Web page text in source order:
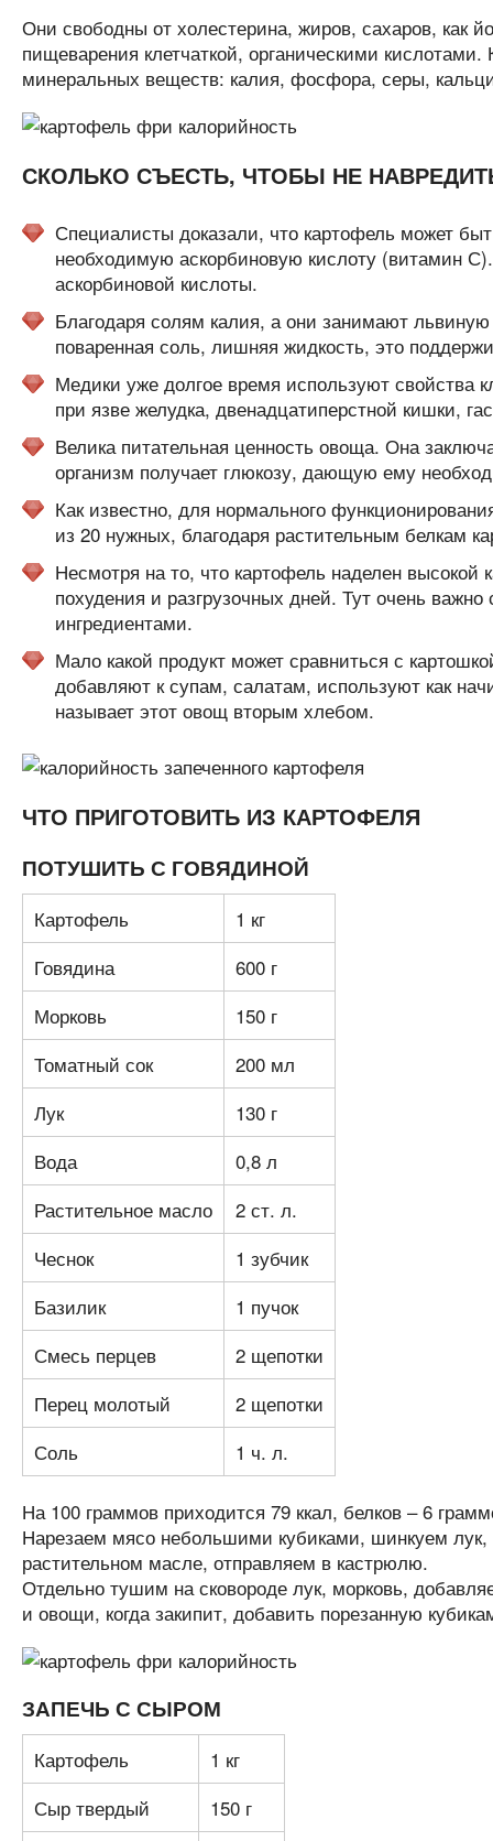
Они свободны от холестерина, жиров, сахаров, как
пищеварения клетчаткой, органическими
минеральных веществ: калия, фосфора, серы,
СКОЛЬКО СЪЕСТЬ, ЧТОБЫ НЕ
Специалисты доказали, что картофель может
необходимую аскорбиновую кислоту (витамин
аскорбиновой кислоты.
Благодаря солям калия, а они занимают
поваренная соль, лишняя жидкость, это
Медики уже долгое время используют свойства
при язве желудка, двенадцатиперстной кишки,
Велика питательная ценность овоща. Она
организм получает глюкозу, дающую ему
Как известно, для нормального
из 20 нужных, благодаря растительным белкам
Несмотря на то, что картофель наделен
похудения и разгрузочных дней. Тут очень
ингредиентами.
Мало какой продукт может сравниться с
добавляют к супам, салатам, используют как
называет этот овощ вторым хлебом.
ЧТО ПРИГОТОВИТЬ ИЗ КАРТОФЕЛЯ
ПОТУШИТЬ С ГОВЯДИНОЙ
Картофель
1 кг
Говядина
600 г
Морковь
150 г
Томатный сок
200 мл
Лук
130 г
Вода
0,8 л
Растительное масло
2 ст. л.
Чеснок
1 зубчик
Базилик
1 пучок
Смесь перцев
2 щепотки
Перец молотый
2 щепотки
Соль
1 ч. л.
На 100 граммов приходится 79 ккал, белков – 6
Нарезаем мясо небольшими кубиками, шинкуем лук,
растительном масле, отправляем в кастрюлю.
Отдельно тушим на сковороде лук, морковь,
и овощи, когда закипит, добавить порезанную
ЗАПЕЧЬ С СЫРОМ
Картофель
1 кг
Сыр твердый
150 г